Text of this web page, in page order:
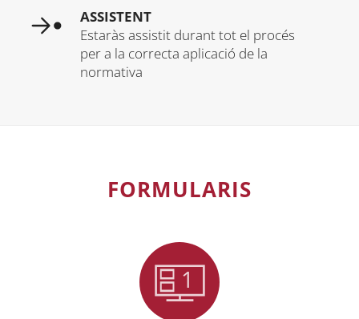
ASSISTENT
Estaràs assistit durant tot el procés
per a la correcta aplicació de la
normativa
FORMULARIS
1